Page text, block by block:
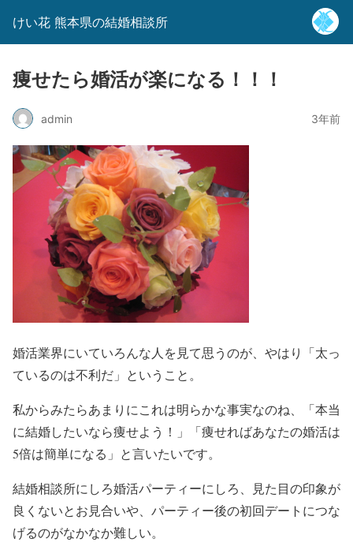
けい花 熊本県の結婚相談所
痩せたら婚活が楽になる！！！
admin 3年前
婚活業界にいていろんな人を見て思うのが、やはり「太っ
ているのは不利だ」ということ。
私からみたらあまりにこれは明らかな事実なのね、「本当
に結婚したいなら痩せよう！」「痩せればあなたの婚活は
5倍は簡単になる」と言いたいです。
結婚相談所にしろ婚活パーティーにしろ、見た目の印象が
良くないとお見合いや、パーティー後の初回デートにつな
げるのがなかなか難しい。